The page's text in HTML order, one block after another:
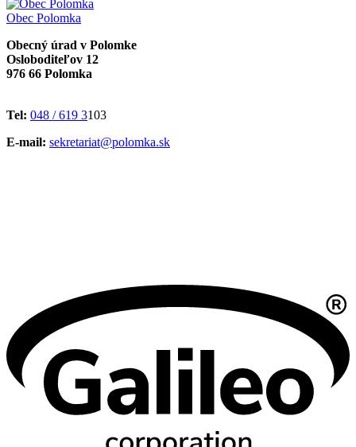
Obec Polomka
Obecný úrad v Polomke
Osloboditeľov 12
976 66 Polomka
Tel: 048 / 619 3103
E-mail: sekretariat@polomka.sk